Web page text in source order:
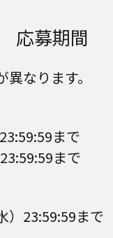
応募期間
なります。
まで
まで
）23:59:59まで